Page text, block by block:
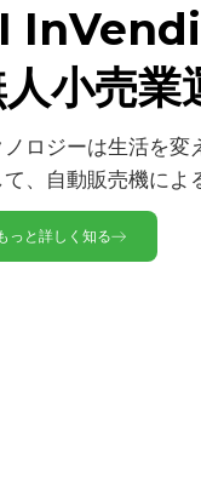
クリーン
小売業
ノロジーは生活を変
て、自動販売機によ
っと詳しく知る